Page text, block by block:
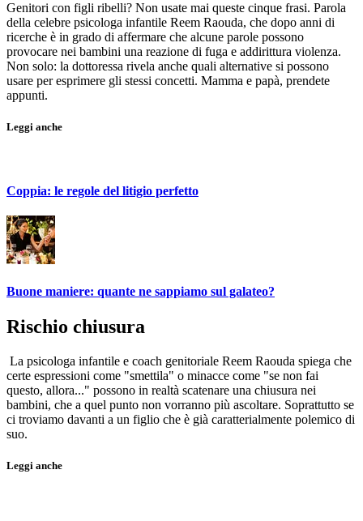
Genitori con figli ribelli? Non usate mai queste cinque frasi. Parola
della celebre psicologa infantile Reem Raouda, che dopo anni di
ricerche è in grado di affermare che alcune parole possono
provocare nei bambini una reazione di fuga e addirittura violenza.
Non solo: la dottoressa rivela anche quali alternative si possono
usare per esprimere gli stessi concetti. Mamma e papà, prendete
appunti.
Leggi anche
Coppia: le regole del litigio perfetto
Buone maniere: quante ne sappiamo sul galateo?
Rischio chiusura
La psicologa infantile e coach genitoriale Reem Raouda spiega che
certe espressioni come "smettila" o minacce come "se non fai
questo, allora..." possono in realtà scatenare una chiusura nei
bambini, che a quel punto non vorranno più ascoltare. Soprattutto se
ci troviamo davanti a un figlio che è già caratterialmente polemico di
suo.
Leggi anche